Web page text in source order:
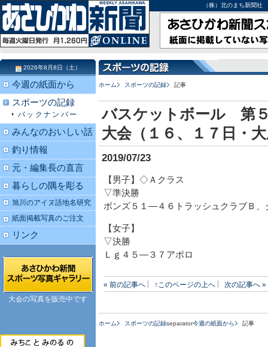
（株）北のまち新聞
ホーム スポーツの記録 記事
バスケットボール 第
大会（１６、１７日・
2019/07/23
【男子】◇Ａクラス
▽準決勝
ボンズ５１―４６トラッシュクラブＢ
【女子】
▽決勝
Ｌｇ４５―３７アポロ
« 前の記事へ ↑このページの上へ 次の記事へ »
ホーム スポーツの記録separator今週の紙面から 記事
2026年8月8日（土）
今週の紙面から
スポーツの記録
バックナンバー
みんなのおいしい話
釣り情報
元・編集長の直言
暮らしの隅を彫る
旭川のアイヌ語地名研究
紙面掲載写真のご注文
リンク
大会の写真を販売中です